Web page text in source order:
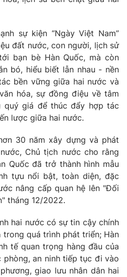
sự kiện “Ngày Việt Nam”
đất nước, con người, lịch sử
bạn bè Hàn Quốc, mà còn
bó, hiểu biết lẫn nhau - nền
bền vững giữa hai nước và
hóa, sự đồng điệu về tâm
quý giá để thúc đẩy hợp tác
lược giữa hai nước.
30 năm xây dựng và phát
Chủ tịch nước cho rằng
Quốc đã trở thành hình mẫu
tựu nổi bật, toàn diện, đặc
nâng cấp quan hệ lên "Đối
tháng 12/2022.
hai nước có sự tin cậy chính
quá trình phát triển; Hàn
tế quan trọng hàng đầu của
an ninh tiếp tục đi vào
giao lưu nhân dân hai